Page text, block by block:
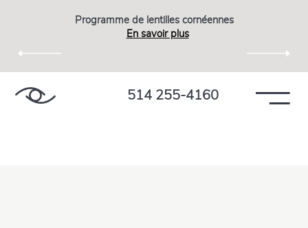
Programme de lentilles cornéennes
En savoir plus
514 255-4160